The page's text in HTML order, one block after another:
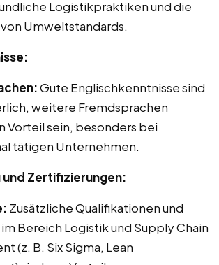
Logistikpraktiken und die
Umweltstandards.
Gute Englischkenntnisse sind
weitere Fremdsprachen
Vorteil sein, besonders bei
tätigen Unternehmen.
Zertifizierungen:
Zusätzliche Qualifikationen und
Bereich Logistik und Supply Chain
(z. B. Six Sigma, Lean